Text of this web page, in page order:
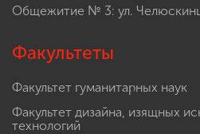
Общежитие № 3: ул.
Факультеты
Факультет гуманитарных наук
Факультет дизайна, изящных
технологий